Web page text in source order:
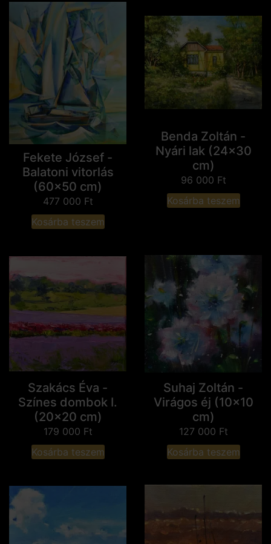
Fekete József -
Balatoni vitorlás
(60x50 cm)
477 000 Ft
Kosárba teszem
Benda Zoltán -
Nyári lak (24x30
cm)
96 000 Ft
Kosárba teszem
Szakács Éva -
Színes dombok I.
(20x20 cm)
179 000 Ft
Kosárba teszem
Suhaj Zoltán -
Virágos éj (10x10
cm)
127 000 Ft
Kosárba teszem